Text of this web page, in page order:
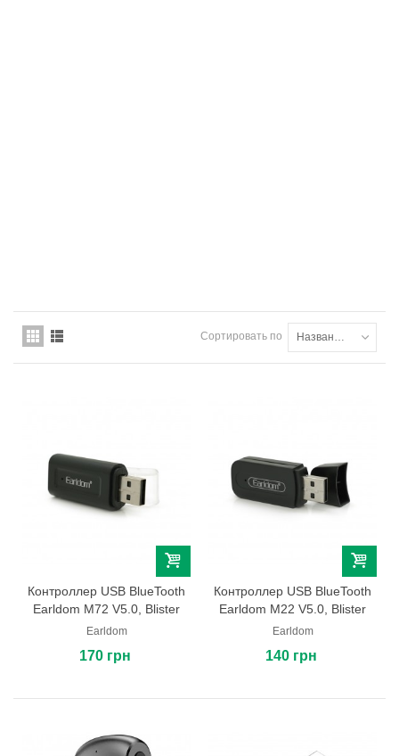
Сортировать по Названию товара: от А до Я
Контроллер USB BlueTooth
Earldom M72 V5.0, Blister
Earldom
170 грн
Контроллер USB BlueTooth
Earldom M22 V5.0, Blister
Earldom
140 грн